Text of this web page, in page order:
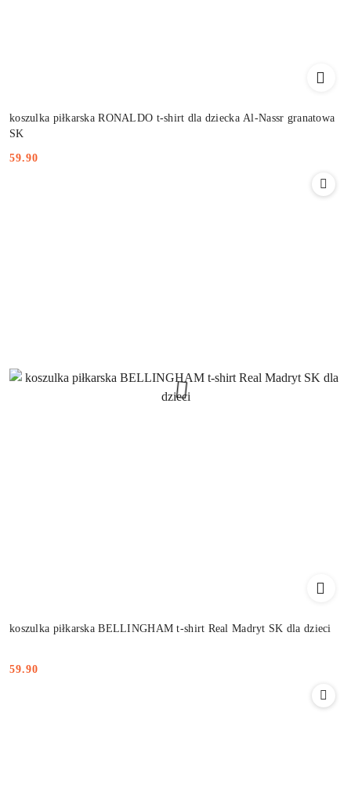
koszulka piłkarska RONALDO t-shirt dla dziecka Al-Nassr granatowa
SK
Cena:
59.90
koszulka piłkarska BELLINGHAM t-shirt Real Madryt SK dla dzieci
Cena:
59.90